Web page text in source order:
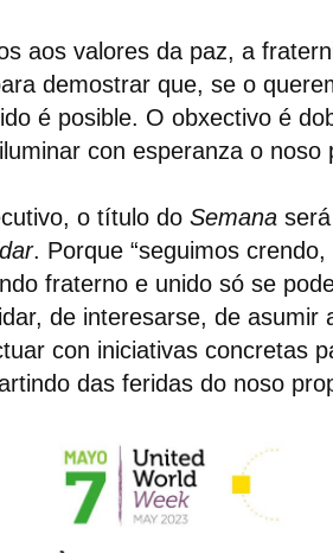
aos valores da paz, a
demostrar que, se o
é posible. O obxectivo é
con esperanza o noso
o título doSemana
. Porque “seguimos
fraterno e unido só se
de interesarse, de asumir
con iniciativas concretas
das feridas do noso